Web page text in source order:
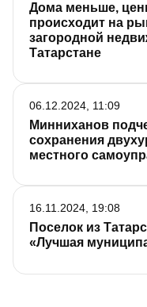
Дома меньше,
происходит на
загородной
Татарстане
Минниханов
сохранения
местного
06.12.2024, 11:09
Поселок из
«Лучшая
16.11.2024, 19:08